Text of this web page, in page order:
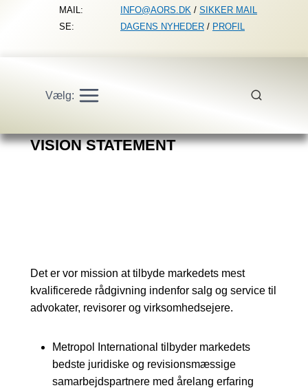
MAIL:
INFO@AORS.DK / SIKKER MAIL
SE:
DAGENS NYHEDER / PROFIL
Vælg:
VISION STATEMENT
Det er vor mission at tilbyde markedets mest
kvalificerede rådgivning indenfor salg og service til
advokater, revisorer og virksomhedsejere.
Metropol International tilbyder markedets
bedste juridiske og revisionsmæssige
samarbejdspartnere med årelang erfaring